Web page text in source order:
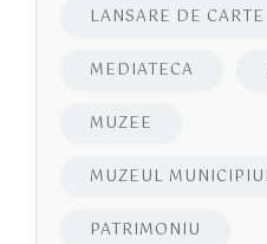
LANSARE DE CARTE
MEDIATECA
MUZEE
MUZEUL
PATRIMONIU